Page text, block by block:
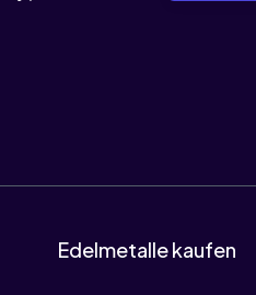
Edelmetalle kaufen